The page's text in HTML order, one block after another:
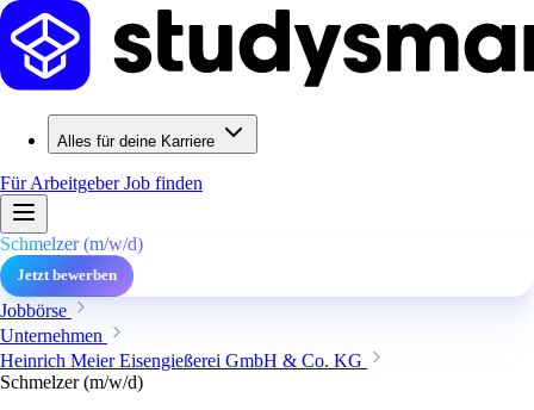
Alles für deine Karriere
Für ArbeitgeberJob finden
Schmelzer (m/w/d)
Jetzt bewerben
Jobbörse
Unternehmen
Heinrich Meier Eisengießerei GmbH & Co. KG
Schmelzer (m/w/d)